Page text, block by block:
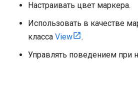
Настраивать цвет маркера.
Использовать в качестве
класса View
.
Управлять поведением при